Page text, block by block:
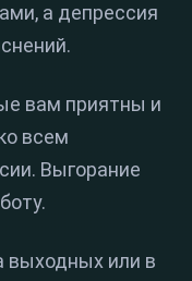
а депрессия
вам приятны и
всем
Выгорание
выходных или в